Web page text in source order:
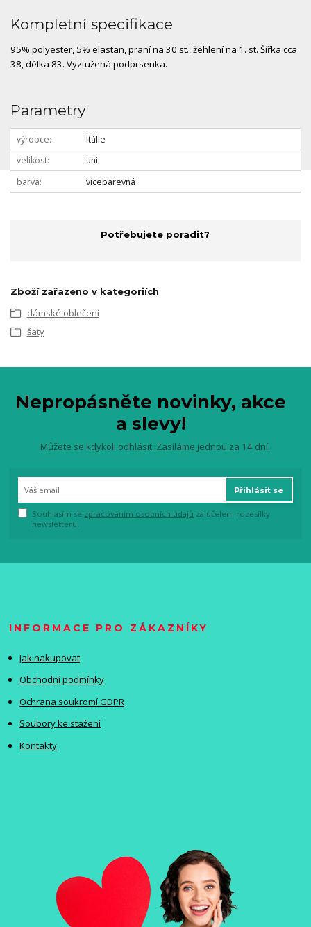
Kompletní specifikace
95% polyester, 5% elastan, praní na 30 st., žehlení na 1. st. Šířka cca
38, délka 83. Vyztužená podprsenka.
Parametry
výrobce
Itálie
velikost
uni
barva
vícebarevná
Potřebujete poradit?
Zboží zařazeno v kategoriích
dámské oblečení
šaty
Nepropásněte novinky, akce
a slevy!
Můžete se kdykoli odhlásit. Zasíláme jednou za 14 dní.
Přihlásit se
Souhlasím se zpracováním osobních údajů za účelem rozesílky
newsletteru.
INFORMACE PRO ZÁKAZNÍKY
Jak nakupovat
Obchodní podmínky
Ochrana soukromí GDPR
Soubory ke stažení
Kontakty